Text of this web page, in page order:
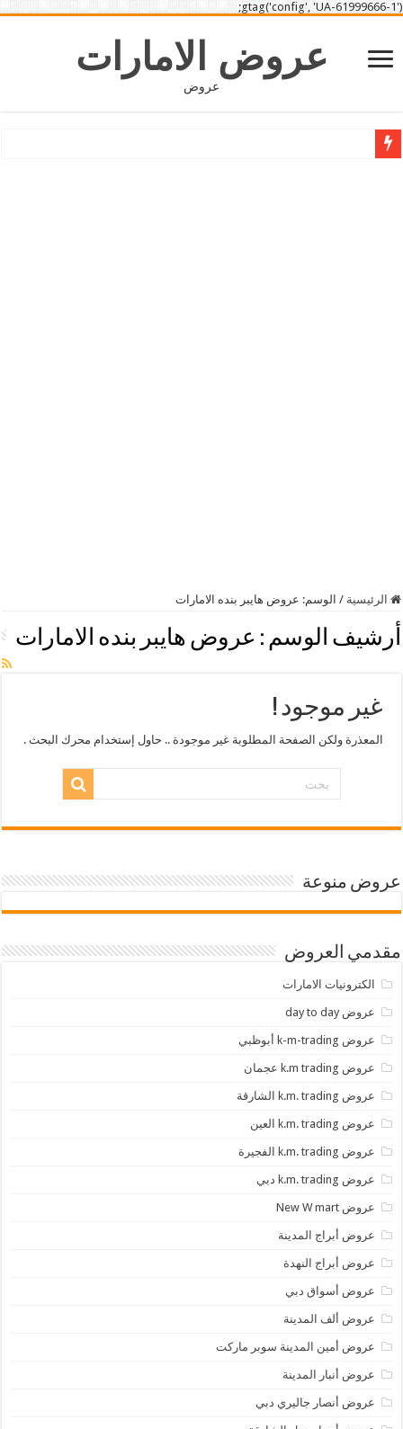
gtag('config', 'UA-61999666-1');
عروض الامارات
عروض
الرئيسية / الوسم: عروض هايبر بنده الامارات
أرشيف الوسم : عروض هايبر بنده الامارات
غير موجود !
المعذرة ولكن الصفحة المطلوبة غير موجودة .. حاول إستخدام محرك البحث .
عروض منوعة
مقدمي العروض
الكترونيات الامارات
عروض day to day
عروض k-m-trading أبوظبي
عروض k.m trading عجمان
عروض k.m. trading الشارقة
عروض k.m. trading العين
عروض k.m. trading الفجيرة
عروض k.m. trading دبي
عروض New W mart
عروض أبراج المدينة
عروض أبراج النهدة
عروض أسواق دبي
عروض ألف المدينة
عروض أمين المدينة سوبر ماركت
عروض أنبار المدينة
عروض أنصار جاليري دبي